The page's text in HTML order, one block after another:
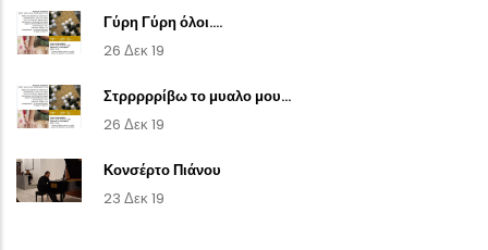
Γύρη Γύρη όλοι....
26 Δεκ 19
Στρρρρρίβω το μυαλο μου...
26 Δεκ 19
Κονσέρτο Πιάνου
23 Δεκ 19